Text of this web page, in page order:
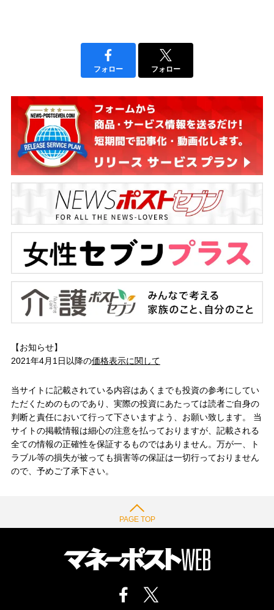
フォロー フォロー
【お知らせ】
2021年4月1日以降の価格表示に関して
当サイトに記載されている内容はあくまでも投資の参考にしてい
ただくためのものであり、実際の投資にあたっては読者ご自身の
判断と責任において行って下さいますよう、お願い致します。 当
サイトの掲載情報は細心の注意を払っておりますが、記載される
全ての情報の正確性を保証するものではありません。万が一、ト
ラブル等の損失が被っても損害等の保証は一切行っておりません
ので、予めご了承下さい。
PAGE TOP